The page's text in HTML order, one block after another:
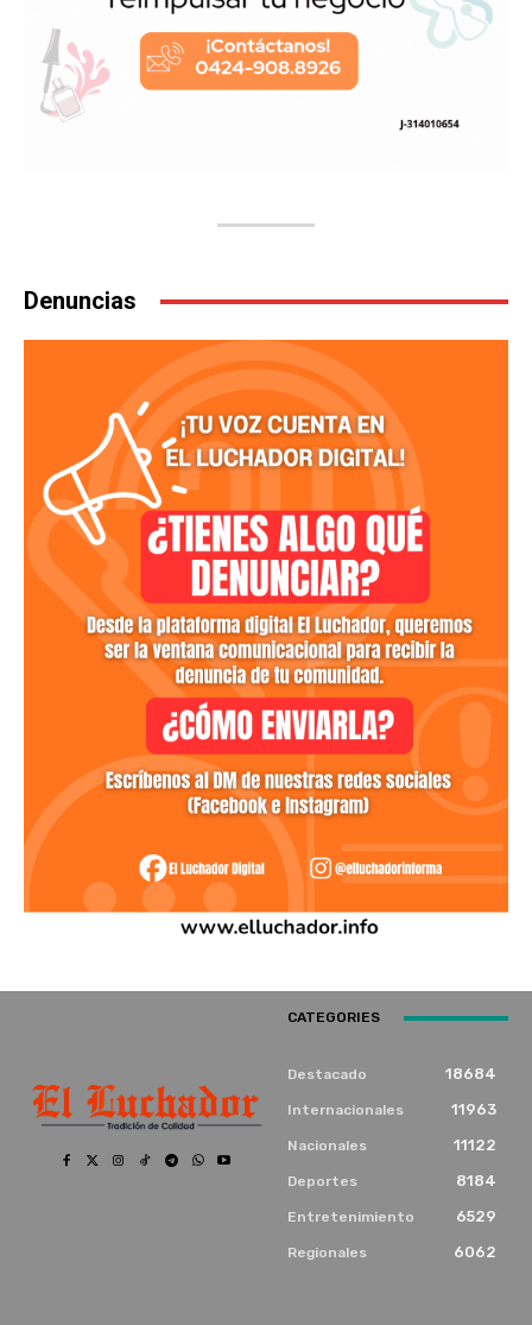
Denuncias
CATEGORIES
Destacado 18684
Internacionales 11963
Nacionales 11122
Deportes 8184
Entretenimiento 6529
Regionales 6062